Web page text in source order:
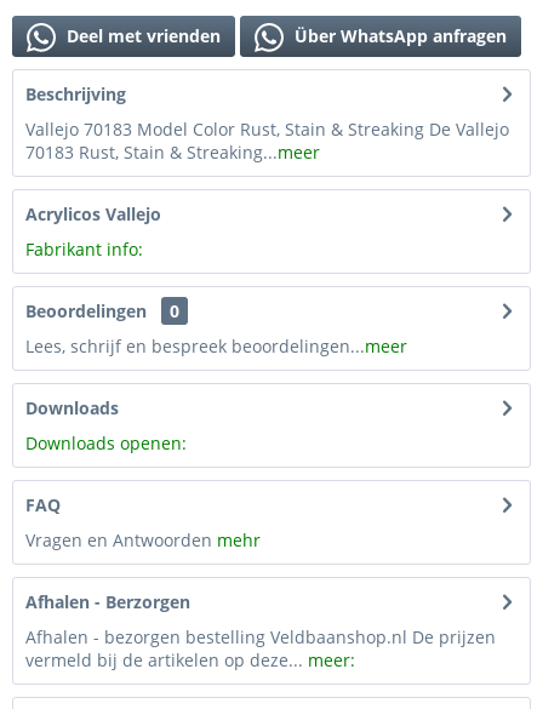
Deel met vrienden Über WhatsApp anfragen
Beschrijving
Vallejo 70183 Model Color Rust, Stain & Streaking De Vallejo
70183 Rust, Stain & Streaking...meer
Acrylicos Vallejo
Fabrikant info:
Beoordelingen
0
Lees, schrijf en bespreek beoordelingen...meer
Downloads
Downloads openen:
FAQ
Vragen en Antwoorden mehr
Afhalen - Berzorgen
Afhalen - bezorgen bestelling Veldbaanshop.nl De prijzen
vermeld bij de artikelen op deze... meer: